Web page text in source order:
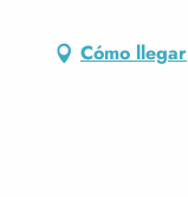
Cómo llegar